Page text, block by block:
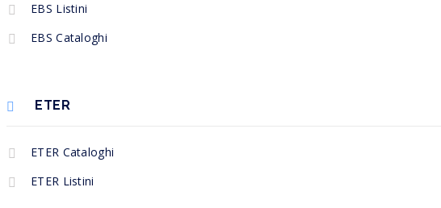
EBS Listini
EBS Cataloghi
ETER
ETER Cataloghi
ETER Listini